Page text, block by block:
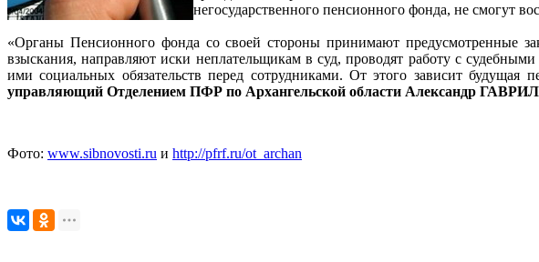
негосударственного пенсионного фонда, не смогут
«Органы Пенсионного фонда со своей стороны принимают предусмотренные
взыскания, направляют иски неплательщикам в суд, проводят работу с
ими социальных обязательств перед сотрудниками. От этого зависит
управляющий Отделением ПФР по Архангельской области Александр
Фото: www.sibnovosti.ru и http://pfrf.ru/ot_archan